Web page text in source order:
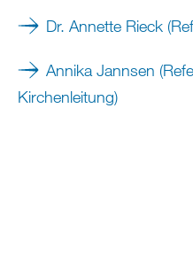
Dr. Annette Rieck
Annika Jannsen
Kirchenleitung)